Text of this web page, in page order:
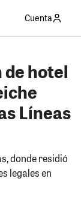
Cuenta
hotel
Líneas
donde residió
legales en